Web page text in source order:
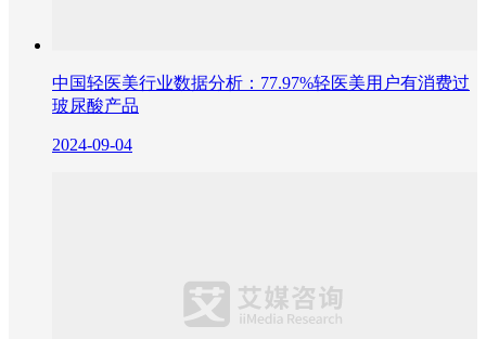
中国轻医美行业数据分析：77.97%轻医美用户有消费过
玻尿酸产品
2024-09-04